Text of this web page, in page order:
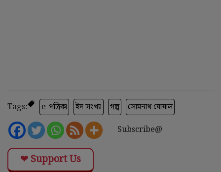
Tags: e-পত্রিকা ইদ সংখ্যা গল্প
সোমনাথ ঘোষাল
Subscribe@
❤ Support Us